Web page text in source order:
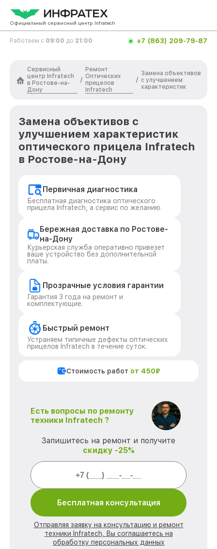
Официальный сервисный центр Infratech
Работаем с 09:00 до 21:00 +7 (863) 209-79-87
Сервисный
центр Infratech
в Ростове-на-
Дону
/
Ремонт
Оптических
прицелов
Infratech
/
Замена объективов
с улучшением
характеристик
Замена объективов с
улучшением характеристик
оптического прицела Infratech
в Ростове-на-Дону
Первичная диагностика
Бесплатная диагностика оптического
прицела Infratech, а сервис по желанию.
Бережная доставка по Ростове-
на-Дону
Курьерская служба оперативно привезет
ваше устройство без дополнительной
платы.
Прозрачные условия гарантии
Гарантия 3 года на ремонт и
комплектующие.
Быстрый ремонт
Устраняем типичные дефекты оптических
прицелов Infratech в течение суток.
Стоимость работ от 450₽
Есть вопросы по ремонту
техники Infratech ?
Запишитесь на ремонт и получите
скидку -25%
Бесплатная консультация
Отправляя заявку на консультацию и ремонт
техники Infratech, Вы соглашаетесь на
обработку персональных данных